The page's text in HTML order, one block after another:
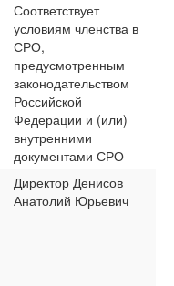
Соответствует
условиям членства в
СРО,
предусмотренным
законодательством
Российской
Федерации и (или)
внутренними
документами СРО
Директор Денисов
Анатолий Юрьевич